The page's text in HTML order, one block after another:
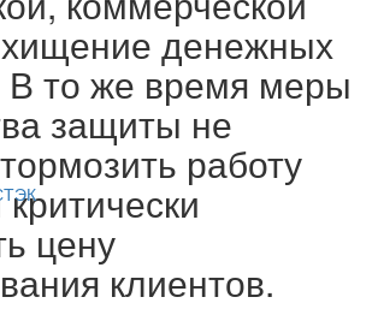
денежных
В то же время меры
защиты не
работу
цену
клиентов.